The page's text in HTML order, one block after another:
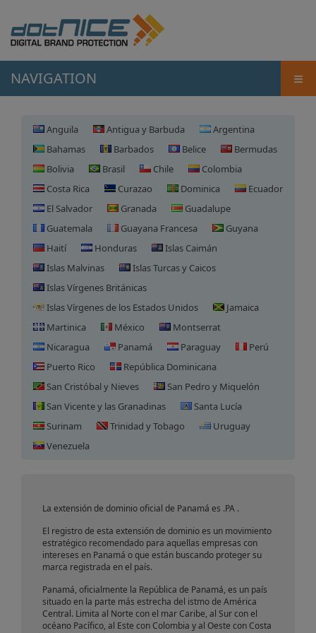
NAVIGATION ≡
Anguila Antigua y Barbuda
Argentina
Bahamas
Barbados Belice
Bermudas
Bolivia
Brasil Chile
Colombia
Costa Rica
Curazao Dominica
Ecuador
El Salvador
Granada
Guadalupe
Guatemala
Guayana Francesa
Guyana
Haití
Honduras
Islas Caimán
Islas Malvinas
Islas Turcas y Caicos
Islas Vírgenes Británicas
Islas Vírgenes de los Estados Unidos
Jamaica
Martinica
México
Montserrat
Nicaragua
Panamá Paraguay
Perú
Puerto Rico
República Dominicana
San Cristóbal y Nieves
San Pedro y Miquelón
San Vicente y las Granadinas
Santa Lucía
Surinam
Trinidad y Tobago
Uruguay
Venezuela
Registro de Dominio en
Panamá
La extensión de dominio oficial de Panamá es .PA .
El registro de esta extensión de dominio es un movimiento
estratégico recomendado para aquellas empresas con
intereses en Panamá o que están buscando proteger su
marca registrada en el país.
Panamá, oficialmente la República de Panamá, es un país
situado en la parte más estrecha del istmo de América
Central. Limita al Norte con el mar Caribe, al Sur con el
océano Pacífico, al Este con Colombia y al Oeste con Costa